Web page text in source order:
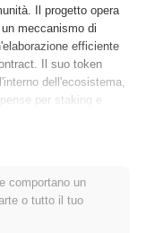
Il progetto opera
meccanismo di
efficiente
Il suo token
dell'ecosistema,
per staking e
distingue per il suo
e incoraggiando la
innovativa lo
in evoluzione
di
comportano un
o tutto il tuo